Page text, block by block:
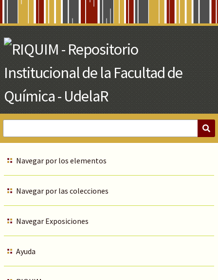
Main
Content
Navegar por los elementos
Navegar por las colecciones
Navegar Exposiciones
Ayuda